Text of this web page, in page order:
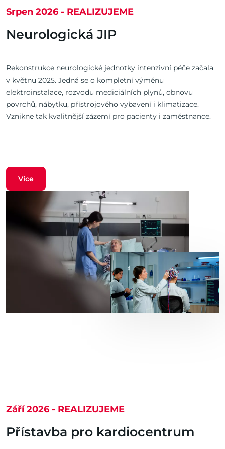
Srpen 2026 - REALIZUJEME
Neurologická JIP
Rekonstrukce neurologické jednotky intenzivní péče začala
v květnu 2025. Jedná se o kompletní výměnu
elektroinstalace, rozvodu mediciálních plynů, obnovu
povrchů, nábytku, přístrojového vybavení i klimatizace.
Vznikne tak kvalitnější zázemí pro pacienty i zaměstnance.
Více
Září 2026 - REALIZUJEME
Přístavba pro kardiocentrum